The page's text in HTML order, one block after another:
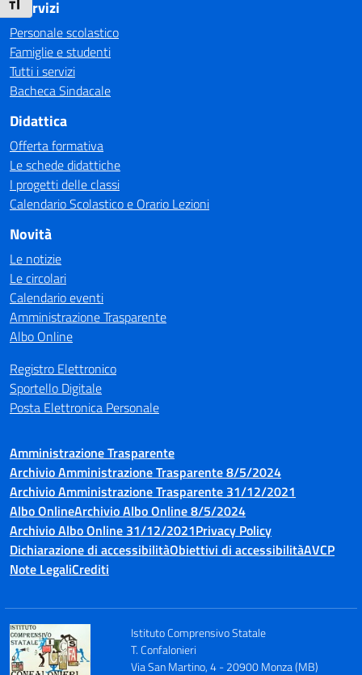
Attiva/disattiva dimensione testo
I Servizi
Personale scolastico
Famiglie e studenti
Tutti i servizi
Bacheca Sindacale
Didattica
Offerta formativa
Le schede didattiche
I progetti delle classi
Calendario Scolastico e Orario Lezioni
Novità
Le notizie
Le circolari
Calendario eventi
Amministrazione Trasparente
Albo Online
Registro Elettronico
Sportello Digitale
Posta Elettronica Personale
Amministrazione Trasparente
Archivio Amministrazione Trasparente 8/5/2024
Archivio Amministrazione Trasparente 31/12/2021
Albo OnlineArchivio Albo Online 8/5/2024
Archivio Albo Online 31/12/2021Privacy Policy
Dichiarazione di accessibilitàObiettivi di accessibilitàAVCP
Note LegaliCrediti
Istituto Comprensivo Statale
T. Confalonieri
Via San Martino, 4 - 20900 Monza (MB)